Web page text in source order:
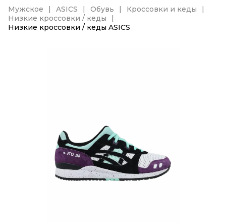
Мужское ASICS Обувь
Кроссовки и кеды
Низкие кроссовки / кеды
Низкие кроссовки / кеды ASICS